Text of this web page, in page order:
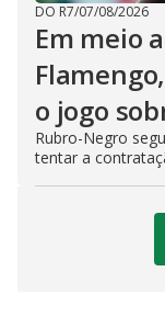
DO R7/07/08/2026
Em meio
o jogo
Rubro-Negro
tentar a